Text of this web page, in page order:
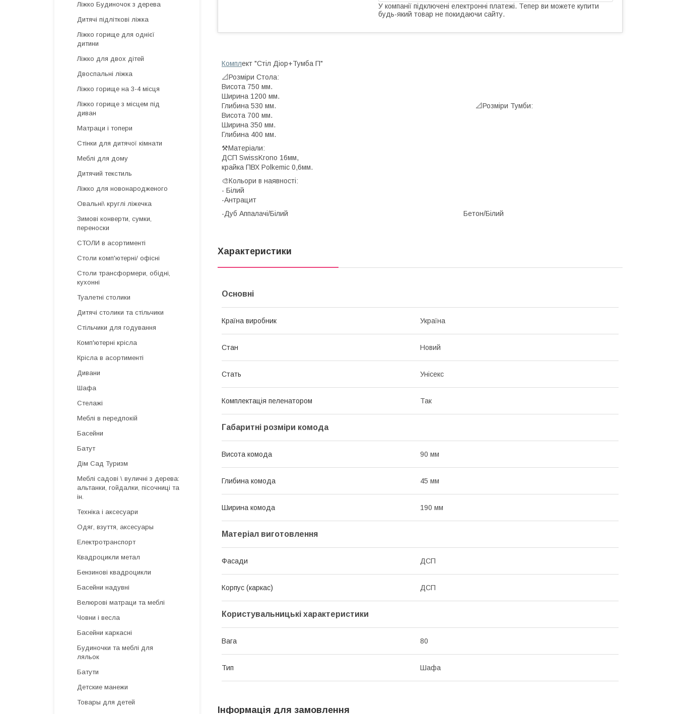
У компанії підключені електронні платежі. Тепер ви можете купити
будь-який товар не покидаючи сайту.
Комплект "Стіл Діор+Тумба П"
📐Розміри Стола:
Висота 750 мм.
Ширина 1200 мм.
Глибина 530 мм. 📐Розміри Тумби:
Висота 700 мм.
Ширина 350 мм.
Глибина 400 мм.
⚒️Матеріали:
ДСП SwissKrono 16мм,
крайка ПВХ Polkemic 0,6мм.
🎨Кольори в наявності:
- Білий
-Антрацит
-Дуб Аппалачі/Білий Бетон/Білий
Характеристики
Основні
Країна виробник Україна
Стан Новий
Стать Унісекс
Комплектація пеленатором Так
Габаритні розміри комода
Висота комода 90 мм
Глибина комода 45 мм
Ширина комода 190 мм
Матеріал виготовлення
Фасади ДСП
Корпус (каркас) ДСП
Користувальницькі характеристики
Вага 80
Тип Шафа
Інформація для замовлення
Ліжко Будиночок з дерева
Дитячі підліткові ліжка
Ліжко горище для однієї
дитини
Ліжко для двох дітей
Двоспальні ліжка
Ліжко горище на 3-4 місця
Ліжко горище з місцем під
диван
Матраци і топери
Стінки для дитячої кімнати
Меблі для дому
Дитячий текстиль
Ліжко для новонародженого
Овальні\ круглі ліжечка
Зимові конверти, сумки,
переноски
СТОЛИ в асортименті
Столи комп'ютерні/ офісні
Столи трансформери, обідні,
кухонні
Туалетні столики
Дитячі столики та стільчики
Стільчики для годування
Комп'ютерні крісла
Крісла в асортименті
Дивани
Шафа
Стелажі
Меблі в передпокій
Басейни
Батут
Дім Сад Туризм
Меблі садові \ вуличні з дерева:
альтанки, гойдалки, пісочниці та
ін.
Техніка і аксесуари
Одяг, взуття, аксесуары
Електротранспорт
Квадроцикли метал
Бензинові квадроцикли
Басейни надувні
Велюрові матраци та меблі
Човни і весла
Басейни каркасні
Будиночки та меблі для
ляльок
Батути
Детские манежи
Товары для детей